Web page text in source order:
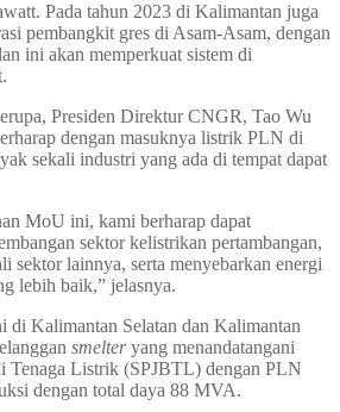
Pada tahun 2023 di Kalimantan juga
pembangkit gres di Asam-Asam, dengan
ini akan memperkuat sistem di
Presiden Direktur CNGR, Tao Wu
dengan masuknya listrik PLN di
sekali industri yang ada di tempat dapat
MoU ini, kami berharap dapat
sektor kelistrikan pertambangan,
sektor lainnya, serta menyebarkan energi
lebih baik,” jelasnya.
Kalimantan Selatan dan Kalimantan
smelteryang menandatangani
Tenaga Listrik (SPJBTL) dengan PLN
dengan total daya 88 MVA.